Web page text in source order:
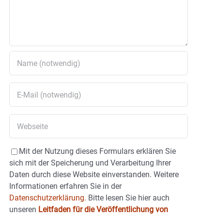
Mit der Nutzung dieses Formulars erklären Sie
sich mit der Speicherung und Verarbeitung Ihrer
Daten durch diese Website einverstanden. Weitere
Informationen erfahren Sie in der
Datenschutzerklärung. Bitte lesen Sie hier auch
unseren Leitfaden für die Veröffentlichung von